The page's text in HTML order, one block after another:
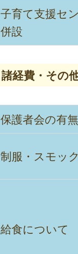
子育て支援セ
併設
諸経費・その
保護者会の有無
制服・スモッ
給食について